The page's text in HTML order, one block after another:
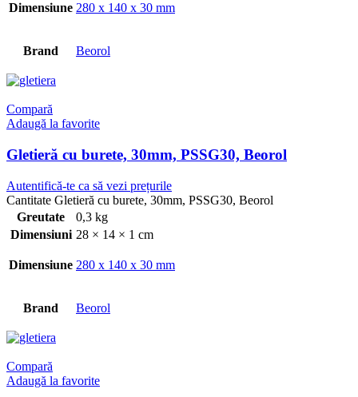
Dimensiune 280 x 140 x 30 mm
Brand Beorol
Compară
Adaugă la favorite
Gletieră cu burete, 30mm, PSSG30, Beorol
Autentifică-te ca să vezi prețurile
Cantitate Gletieră cu burete, 30mm, PSSG30, Beorol
Greutate
0,3 kg
Dimensiuni 28 × 14 × 1 cm
Dimensiune 280 x 140 x 30 mm
Brand Beorol
Compară
Adaugă la favorite